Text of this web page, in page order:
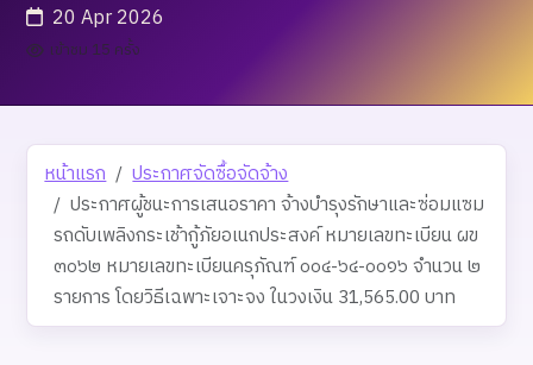
20 Apr 2026
เข้าชม 15 ครั้ง
หน้าแรก
ประกาศจัดซื้อจัดจ้าง
ประกาศผู้ชนะการเสนอราคา จ้างบำรุงรักษาและซ่อมแซม
รถดับเพลิงกระเช้ากู้ภัยอเนกประสงค์ หมายเลขทะเบียน ผข
๓๐๖๒ หมายเลขทะเบียนครุภัณฑ์ ๐๐๔-๖๔-๐๐๑๖ จำนวน ๒
รายการ โดยวิธีเฉพาะเจาะจง ในวงเงิน 31,565.00 บาท